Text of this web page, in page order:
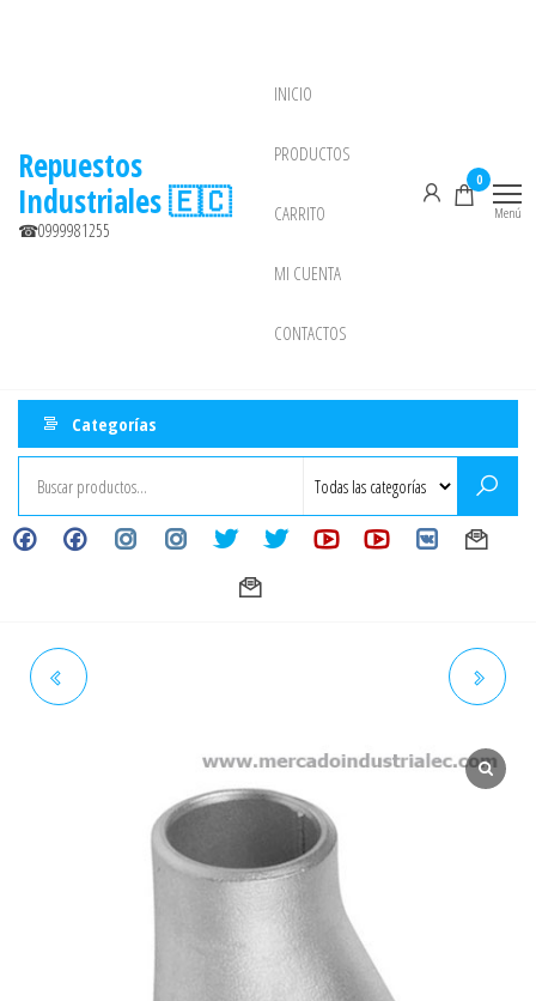
Repuestos
Industriales 🇪🇨
☎0999981255
INICIO
PRODUCTOS
CARRITO
MI CUENTA
CONTACTOS
0
Menú
Categorías
2" SCH. CÉDULA 40 GRADO 304 1" SCH. CÉDULA 40 GRADO 304
/304L